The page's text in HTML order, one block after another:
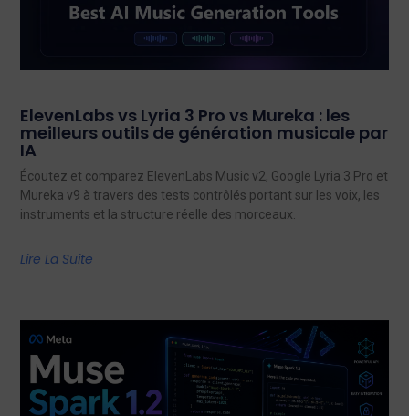
ElevenLabs vs Lyria 3 Pro vs Mureka : les
meilleurs outils de génération musicale par
IA
Écoutez et comparez ElevenLabs Music v2, Google Lyria 3 Pro et
Mureka v9 à travers des tests contrôlés portant sur les voix, les
instruments et la structure réelle des morceaux.
Lire La Suite